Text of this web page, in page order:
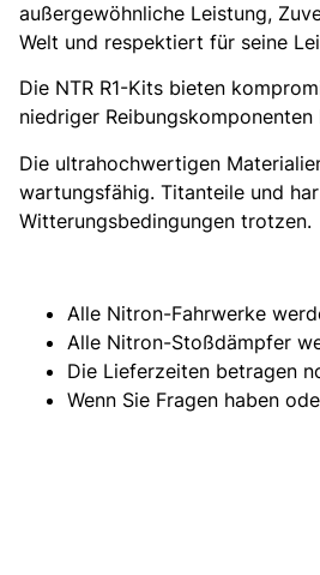
außergewöhnliche Leistung,
Welt und respektiert für seine
Die NTR R1-Kits bieten
niedriger
Die ultrahochwertigen
wartungsfähig. Titanteile und
Witterungsbedingungen trotzen.
Alle Nitron-Fahrwerke
Alle Nitron-Stoßdämpfer
Die Lieferzeiten betragen
Wenn Sie Fragen haben